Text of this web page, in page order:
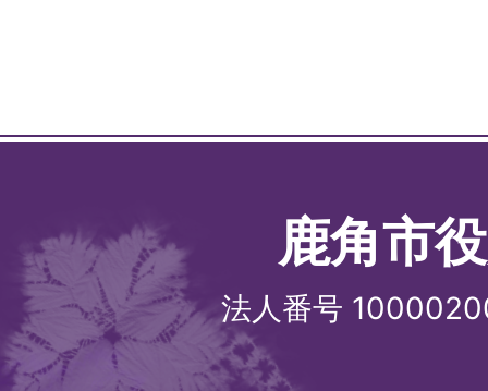
鹿角市
法人番号